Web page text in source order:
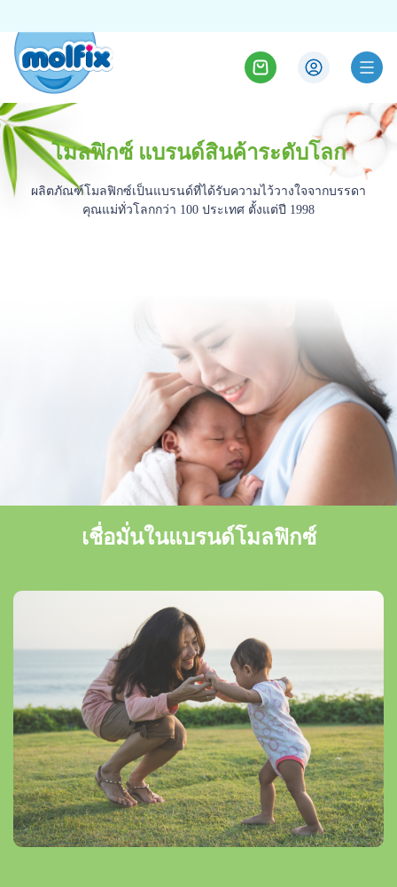
โมลฟิกซ์ แบรนด์สินค้าระดับโลก
ผลิตภัณฑ์โมลฟิกซ์เป็นแบรนด์ที่ได้รับความไว้วางใจจากบรรดา
คุณแม่ทั่วโลกกว่า 100 ประเทศ ตั้งแต่ปี 1998
เชื่อมั่นในแบรนด์โมลฟิกซ์